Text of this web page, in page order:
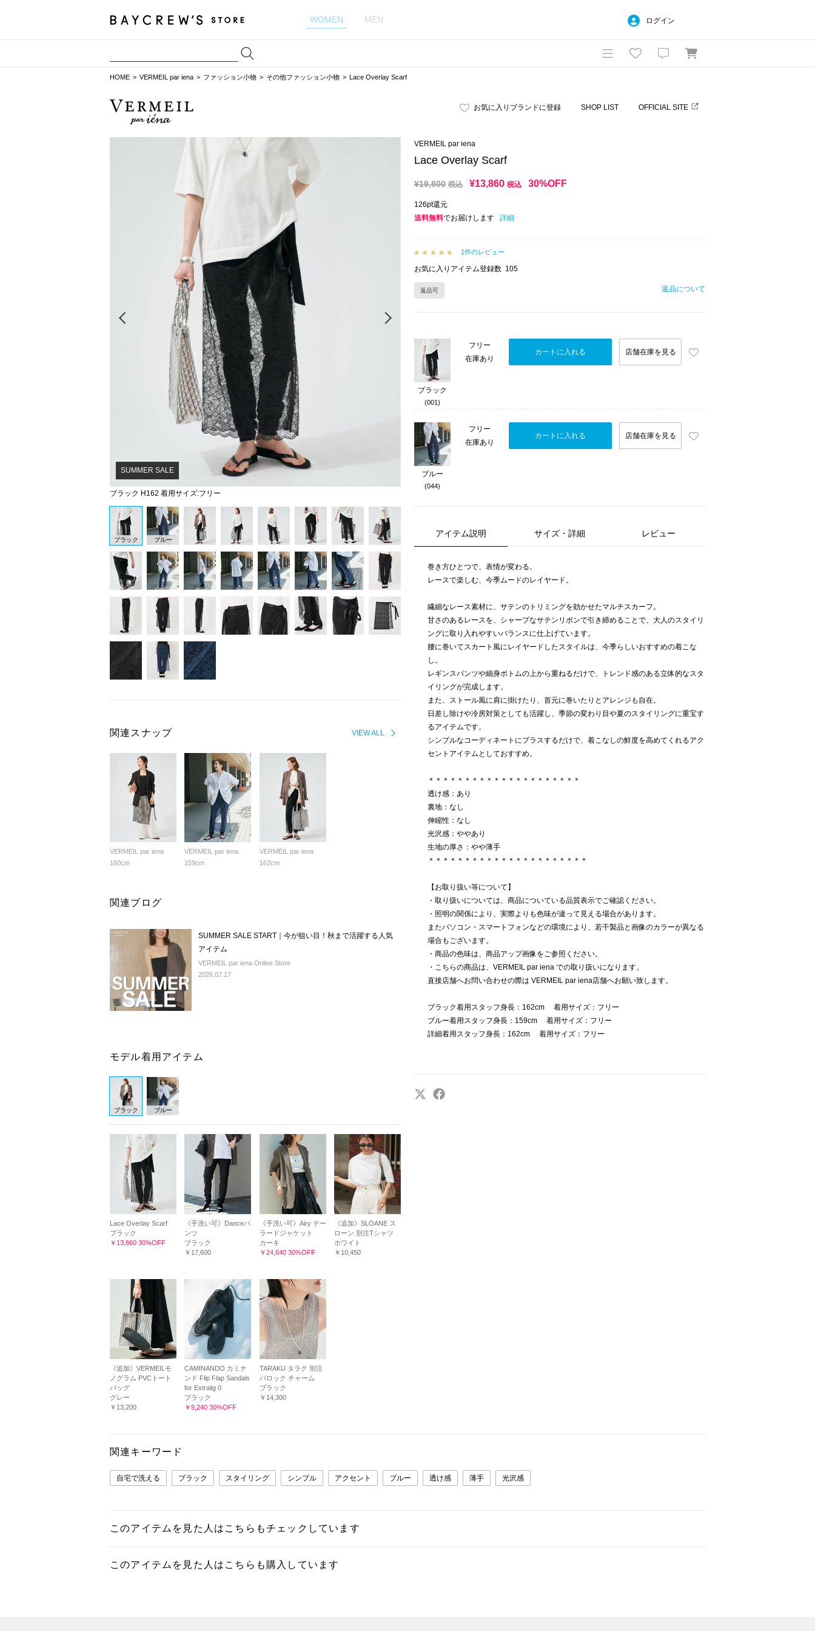
WOMEN MEN ログイン
HOME VERMEIL par iena ファッション小物 その他ファッション小物 Lace Overlay Scarf
お気に入りブランドに登録 SHOP LIST OFFICIAL SITE
ブラック H162 着用サイズ:フリー
Next
SUMMER SALE
ブラック ブルー
VIEW ALL
関連スナップ
VERMEIL par iena
160cm
VERMEIL par iena
159cm
VERMEIL par iena
162cm
関連ブログ
SUMMER SALE START｜今が狙い目！秋まで活躍する人気
アイテム
VERMEIL par iena Online Store
2026.07.17
モデル着用アイテム
ブラック ブルー
Lace Overlay Scarf
ブラック
￥13,860 30%OFF
《手洗い可》Danceパ
ンツ
ブラック
￥17,600
《手洗い可》Airy テー
ラードジャケット
カーキ
￥24,640 30%OFF
《追加》SLOANE ス
ローン 別注Tシャツ
ホワイト
￥10,450
《追加》VERMEILモ
ノグラム PVCトート
バッグ
グレー
￥13,200
CAMINANDO カミナ
ンド Flip Flap Sandals
for Extralig 0
ブラック
￥9,240 30%OFF
TARAKU タラク 別注
バロック チャーム
ブラック
￥14,300
VERMEIL par iena
Lace Overlay Scarf
¥19,800 税込 ¥13,860 税込 30%OFF
126pt還元
送料無料でお届けします 詳細
1件のレビュー
お気に入りアイテム登録数 105
返品可 返品について
ブラック
(001)
フリー
在庫あり
カートに入れる 店舗在庫を見る
ブルー
(044)
フリー
在庫あり
カートに入れる 店舗在庫を見る
アイテム説明 サイズ・詳細 レビュー
巻き方ひとつで、表情が変わる。
レースで楽しむ、今季ムードのレイヤード。
繊細なレース素材に、サテンのトリミングを効かせたマルチスカーフ。
甘さのあるレースを、シャープなサテンリボンで引き締めることで、大人のスタイリ
ングに取り入れやすいバランスに仕上げています。
腰に巻いてスカート風にレイヤードしたスタイルは、今季らしいおすすめの着こな
し。
レギンスパンツや細身ボトムの上から重ねるだけで、トレンド感のある立体的なスタ
イリングが完成します。
また、ストール風に肩に掛けたり、首元に巻いたりとアレンジも自在。
日差し除けや冷房対策としても活躍し、季節の変わり目や夏のスタイリングに重宝す
るアイテムです。
シンプルなコーディネートにプラスするだけで、着こなしの鮮度を高めてくれるアク
セントアイテムとしておすすめ。
＊＊＊＊＊＊＊＊＊＊＊＊＊＊＊＊＊＊＊＊＊
透け感：あり
裏地：なし
伸縮性：なし
光沢感：ややあり
生地の厚さ：やや薄手
＊＊＊＊＊＊＊＊＊＊＊＊＊＊＊＊＊＊＊＊＊＊
【お取り扱い等について】
・取り扱いについては、商品についている品質表示でご確認ください。
・照明の関係により、実際よりも色味が違って見える場合があります。
またパソコン・スマートフォンなどの環境により、若干製品と画像のカラーが異なる
場合もございます。
・商品の色味は、商品アップ画像をご参照ください。
・こちらの商品は、VERMEIL par iena での取り扱いになります。
直接店舗へお問い合わせの際は VERMEIL par iena店舗へお願い致します。
ブラック着用スタッフ身長：162cm 着用サイズ：フリー
ブルー着用スタッフ身長：159cm 着用サイズ：フリー
詳細着用スタッフ身長：162cm 着用サイズ：フリー
関連キーワード
自宅で洗える ブラック スタイリング シンプル アクセント ブルー 透け感 薄手 光沢感
このアイテムを見た人はこちらもチェックしています
このアイテムを見た人はこちらも購入しています